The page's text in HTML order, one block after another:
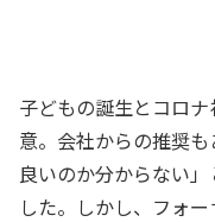
子どもの誕生とコロ
意。会社からの推奨
良いのか分からない
した。しかし、フォ